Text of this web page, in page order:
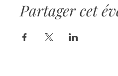
Partager cet